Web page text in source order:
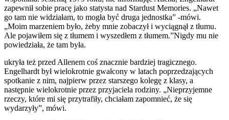
zapewnił sobie pracę jako statysta nad Stardust Memories. „Nawet
go tam nie widziałam, to mogła być druga jednostka” -mówi.
„Moim marzeniem było, żeby mnie zobaczył i wyciągnął z tłumu.
Ale pojawiłem się z tłumem i wyszedłem z tłumem.”Nigdy mu nie
powiedziała, że tam była.
ukryła też przed Allenem coś znacznie bardziej tragicznego.
Engelhardt był wielokrotnie gwałcony w latach poprzedzających
spotkanie z nim, najpierw przez starszego kolegę z klasy, a
następnie wielokrotnie przez przyjaciela rodziny. „Nieprzyjemne
rzeczy, które mi się przytrafiły, chciałam zapomnieć, że się
wydarzyły”, mówi.